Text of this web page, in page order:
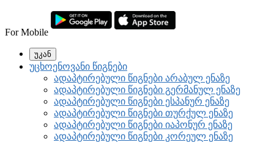
For Mobile
უკან
უცხოენოვანი წიგნები
ადაპტირებული წიგნები არაბულ ენაზე
ადაპტირებული წიგნები გერმანულ ენაზე
ადაპტირებული წიგნები ესპანურ ენაზე
ადაპტირებული წიგნები თურქულ ენაზე
ადაპტირებული წიგნები იაპონურ ენაზე
ადაპტირებული წიგნები კორეულ ენაზე